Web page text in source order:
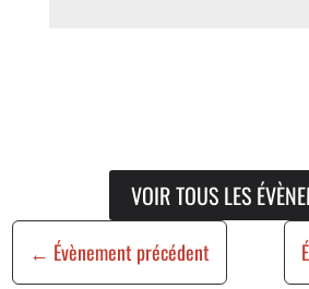
VOIR TOUS LES
← Évènement précédent